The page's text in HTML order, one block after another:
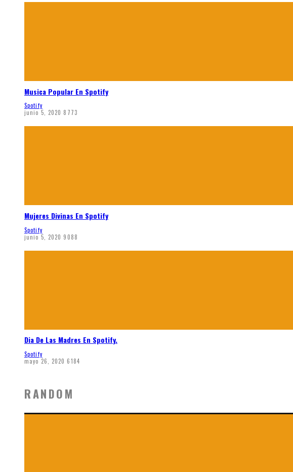
Musica Popular En Spotify
Spotify
junio 5, 2020 8773
Mujeres Divinas En Spotify
Spotify
junio 5, 2020 9088
Dia De Las Madres En Spotify.
Spotify
mayo 26, 2020 6184
RANDOM